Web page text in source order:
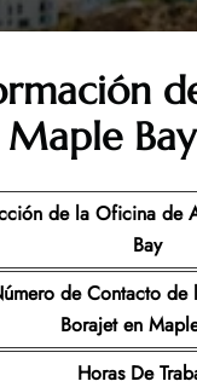
de la Oficina de
Bay
de Contacto
Borajet en
Horas De